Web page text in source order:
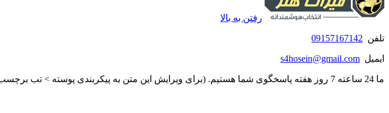
رفتن به بالا
تلفن 09157167142
ایمیل s4hosein@gmail.com
ما 24 ساعته 7 روز هفته پاسخگوی شما هستیم. (برای ویرایش این متن به پیکربندی پوسته > تب برچسب‌ها مراجعه نمایید.)